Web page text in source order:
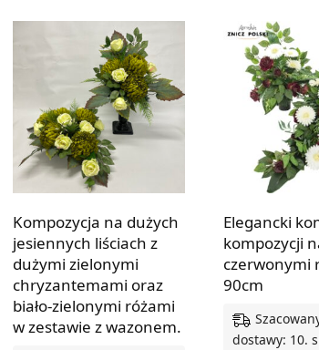
Kompozycja na dużych
jesiennych liściach z
dużymi zielonymi
chryzantemami oraz
biało-zielonymi różami
w zestawie z wazonem.
Elegancki
kompozycji
czerwonymi
90cm
dostawy: 10.